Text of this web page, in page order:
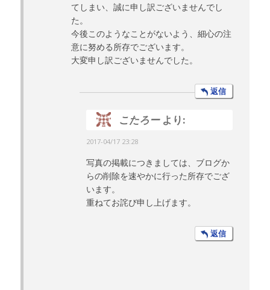
てしまい、誠に申し訳ございませんでし
た。
今後このようなことがないよう、細心の注
意に努める所存でございます。
大変申し訳ございませんでした。
返信
こたろー より:
2017-04/17 23:28
写真の掲載につきましては、ブログか
らの削除を速やかに行った所存でござ
います。
重ねてお詫び申し上げます。
返信